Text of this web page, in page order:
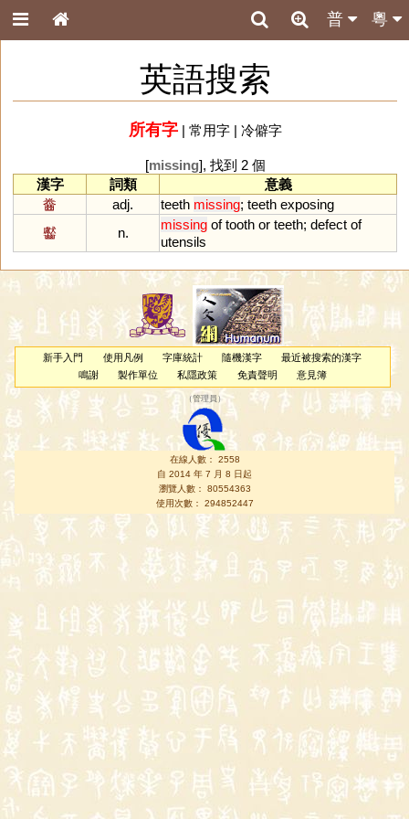
粵
普
英語搜索
所有字| 常用字| 冷僻字
[missing], 找到 2 個
漢字
詞類
意義
齤
adj. teeth missing; teeth exposing
齾
n.
missing of tooth or teeth; defect of
utensils
新手入門 使用凡例 字庫統計 隨機漢字
最近被搜索的漢字
鳴謝
製作單位 私隱政策 免責聲明 意見簿
（管理員 ）
在線人數： 2558
自 2014 年 7 月 8 日起
瀏覽人數： 80554363
使用次數： 294852447